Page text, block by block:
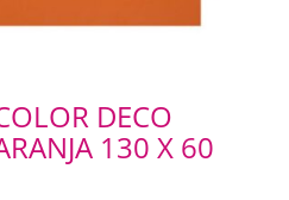
DECO
130 X 60